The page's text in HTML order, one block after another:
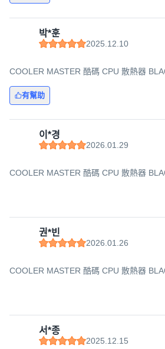
박*훈
2025.12.10
COOLER MASTER 酷碼 CPU 散熱器
有幫助
이*경
2026.01.29
COOLER MASTER 酷碼 CPU 散熱器
권*빈
2026.01.26
COOLER MASTER 酷碼 CPU 散熱器
서*종
2025.12.15